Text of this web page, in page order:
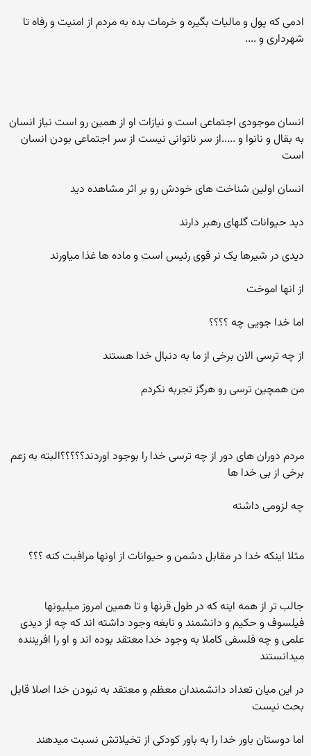
ادمی که پول و مالیات بگیره و خرمات بده به مردم از امنیت و رفاه تا
شهرداری و ....
انسان موجودی اجتماعی است و نیازات او از همین رو است نیاز انسان
به بقال و نانوا و .....از سر ناتوانی نیست از سر اجتماعی بودن انسان
است
انسان اولین شناخت های خودش رو بر اثر مشاهده دید
دید حیوانات گلهای رهبر دارند
دیدی در شیرها یک نر قوی رئیس است و ماده ها غذا میاورند
از انها اموخت
اما خدا جویی چه ؟؟؟؟
از چه ترسی الان برخی از ما به دنبال خدا هستند
من همچین ترسی رو هرگز تجربه نکردم
مردم دوران های دور از چه ترسی خدا را بوجود اوردند؟؟؟؟؟البته به زعم
برخی از بی خدا ها
چه لزومی داشته
مثلا اینکه خدا در مقابل دشمن و حیوانات از اونها مرافبت کنه ؟؟؟
جالب تر از همه اینه که در طول قرنها و تا همین امروز میلیونها
فیلسوف و حکیم و دانشمند و نابغه وجود داشته اند که چه از دیدی
علمی و چه فلسفی کاملا به وجود خدا معتقد بوده اند و او را افریننده
میدانستند
در این میان تعداد دانشمندان معظم و معتقد به نبودن خدا اصلا قابل
بحث نیست
اما دوستان باور خدا را به باور کودکی از تخیلاتش نسبت میدهند